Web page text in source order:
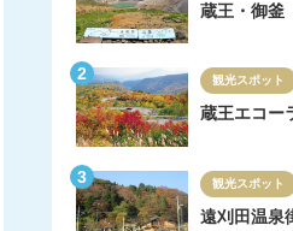
蔵王・御釜
観光スポット
蔵王エコー
観光スポット
遠刈田温泉